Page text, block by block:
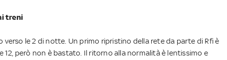
treni
verso le 2 di notte. Un primo ripristino della rete da parte di Rfi è
12, però non è bastato. Il ritorno alla normalità è lentissimo e